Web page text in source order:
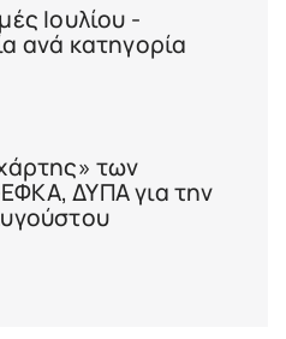
Ιουλίου -
ανά κατηγορία
των
ΔΥΠΑ για την